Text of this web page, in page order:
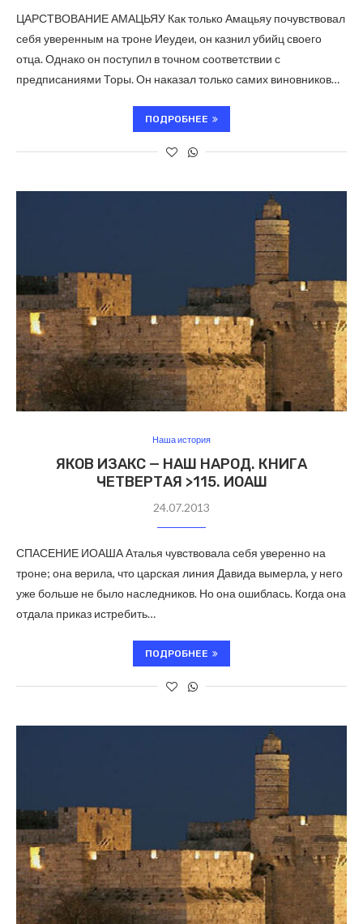
ЦАРСТВОВАНИЕ АМАЦЬЯУ Как только Амацьяу почувствовал
себя уверенным на троне Иеудеи, он казнил убийц своего
отца. Однако он поступил в точном соответствии с
предписаниями Торы. Он наказал только самих виновников…
ПОДРОБНЕЕ
Наша история
ЯКОВ ИЗАКС — НАШ НАРОД. КНИГА
ЧЕТВЕРТАЯ >115. ИОАШ
24.07.2013
СПАСЕНИЕ ИОАША Аталья чувствовала себя уверенно на
троне; она верила, что царская линия Давида вымерла, у него
уже больше не было наследников. Но она ошиблась. Когда она
отдала приказ истребить…
ПОДРОБНЕЕ